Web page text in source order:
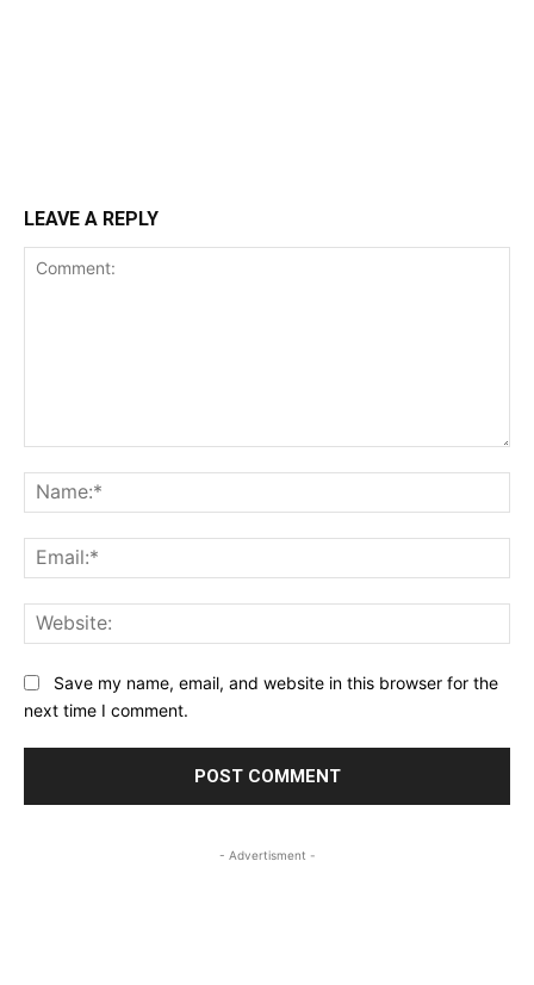
LEAVE A REPLY
Save my name, email, and website in this browser for the
next time I comment.
- Advertisment -